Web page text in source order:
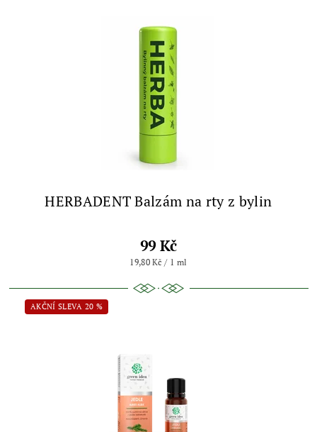
HERBADENT Balzám na rty z bylin
99 Kč
19,80 Kč / 1 ml
AKČNÍ SLEVA 20 %